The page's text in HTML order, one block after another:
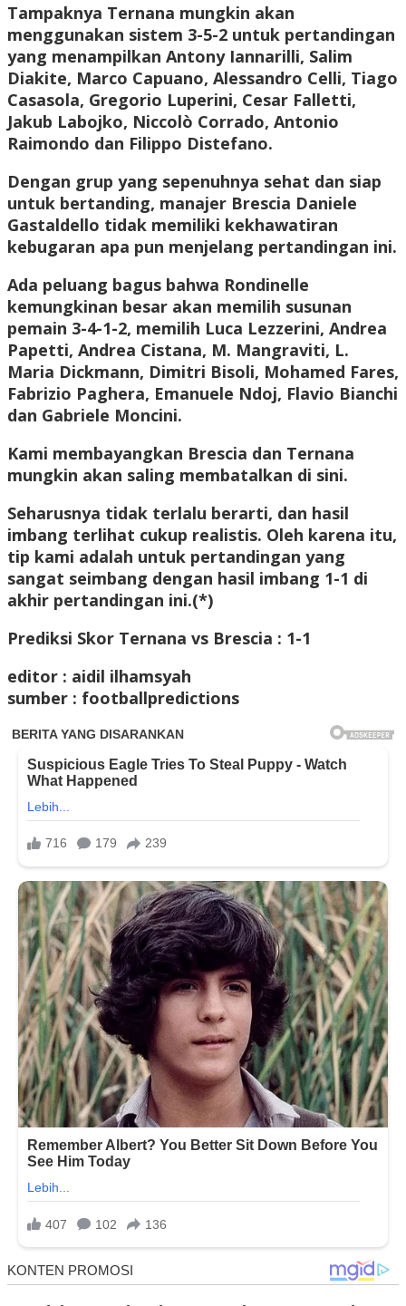
Tampaknya Ternana mungkin akan
menggunakan sistem 3-5-2 untuk pertandingan
yang menampilkan Antony Iannarilli, Salim
Diakite, Marco Capuano, Alessandro Celli, Tiago
Casasola, Gregorio Luperini, Cesar Falletti,
Jakub Labojko, Niccolò Corrado, Antonio
Raimondo dan Filippo Distefano.
Dengan grup yang sepenuhnya sehat dan siap
untuk bertanding, manajer Brescia Daniele
Gastaldello tidak memiliki kekhawatiran
kebugaran apa pun menjelang pertandingan ini.
Ada peluang bagus bahwa Rondinelle
kemungkinan besar akan memilih susunan
pemain 3-4-1-2, memilih Luca Lezzerini, Andrea
Papetti, Andrea Cistana, M. Mangraviti, L.
Maria Dickmann, Dimitri Bisoli, Mohamed Fares,
Fabrizio Paghera, Emanuele Ndoj, Flavio Bianchi
dan Gabriele Moncini.
Kami membayangkan Brescia dan Ternana
mungkin akan saling membatalkan di sini.
Seharusnya tidak terlalu berarti, dan hasil
imbang terlihat cukup realistis. Oleh karena itu,
tip kami adalah untuk pertandingan yang
sangat seimbang dengan hasil imbang 1-1 di
akhir pertandingan ini.(*)
Prediksi Skor Ternana vs Brescia : 1-1
editor : aidil ilhamsyah
sumber : footballpredictions